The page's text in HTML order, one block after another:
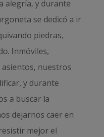
alegría, y durante
se dedicó a ir
piedras,
Inmóviles,
nuestros
y durante
a buscar la
dejarnos caer en
mejor el